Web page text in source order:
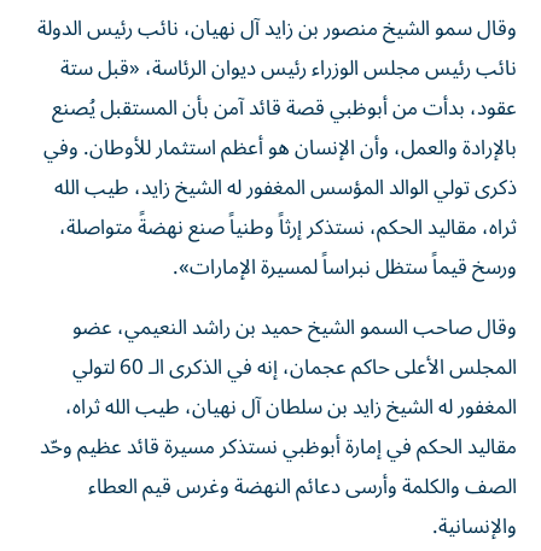
وقال سمو الشيخ منصور بن زايد آل نهيان، نائب رئيس الدولة
نائب رئيس مجلس الوزراء رئيس ديوان الرئاسة، «قبل ستة
عقود، بدأت من أبوظبي قصة قائد آمن بأن المستقبل يُصنع
بالإرادة والعمل، وأن الإنسان هو أعظم استثمار للأوطان. وفي
ذكرى تولي الوالد المؤسس المغفور له الشيخ زايد، طيب الله
ثراه، مقاليد الحكم، نستذكر إرثاً وطنياً صنع نهضةً متواصلة،
ورسخ قيماً ستظل نبراساً لمسيرة الإمارات».
وقال صاحب السمو الشيخ حميد بن راشد النعيمي، عضو
المجلس الأعلى حاكم عجمان، إنه في الذكرى الـ 60 لتولي
المغفور له الشيخ زايد بن سلطان آل نهيان، طيب الله ثراه،
مقاليد الحكم في إمارة أبوظبي نستذكر مسيرة قائد عظيم وحّد
الصف والكلمة وأرسى دعائم النهضة وغرس قيم العطاء
والإنسانية.